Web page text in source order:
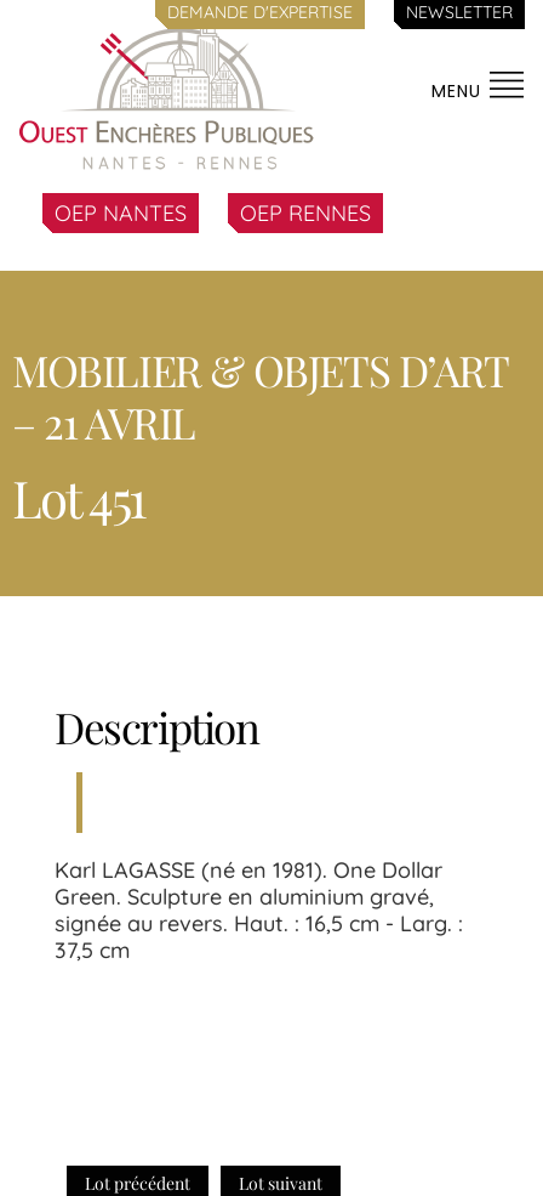
DEMANDE D'EXPERTISE NEWSLETTER
MENU
OEP NANTES OEP RENNES
MOBILIER & OBJETS D’ART
– 21 AVRIL
Lot 451
Description
Karl LAGASSE (né en 1981). One Dollar
Green. Sculpture en aluminium gravé,
signée au revers. Haut. : 16,5 cm - Larg. :
37,5 cm
Lot précédent Lot suivant